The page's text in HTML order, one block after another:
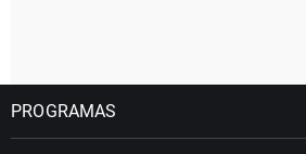
PROGRAMAS